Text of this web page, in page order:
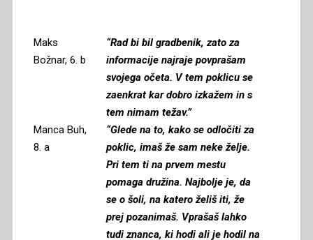
Maks
Božnar, 6. b
“Rad bi bil gradbenik, zato za
informacije najraje povprašam
svojega očeta. V tem poklicu se
zaenkrat kar dobro izkažem in s
tem nimam težav.”
Manca Buh,
8. a
“Glede na to, kako se odločiti za
poklic, imaš že sam neke želje.
Pri tem ti na prvem mestu
pomaga družina. Najbolje je, da
se o šoli, na katero želiš iti, že
prej pozanimaš. Vprašaš lahko
tudi znanca, ki hodi ali je hodil na